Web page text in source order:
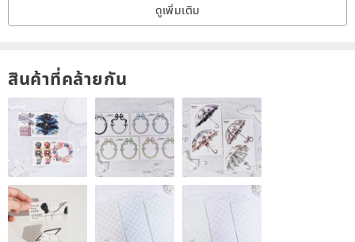
ดูเพิ่มเติม
สินค้าที่คล้ายกัน